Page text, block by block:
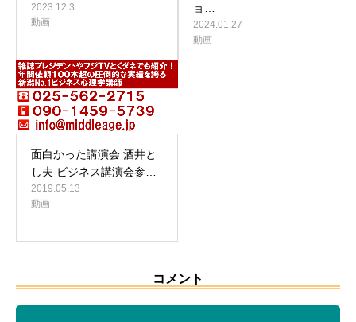
2023.12.3
動画
ョ…
2024.01.27
動画
面白かった講演会 酒井と
し夫 ビジネス講演会参…
2019.05.13
動画
コメント